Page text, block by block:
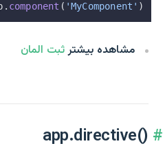
component ( 'MyComponent' )
مشاهده بیشترثبت المان
app.directive()‎